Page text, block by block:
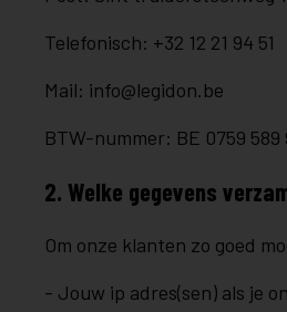
Telefonisch: +32 12 21 94 51
Mail: info@legidon.be
BTW-nummer: BE 0759 589
2. Welke gegevens
Om onze klanten zo goed
- Jouw ip adres(sen) als je